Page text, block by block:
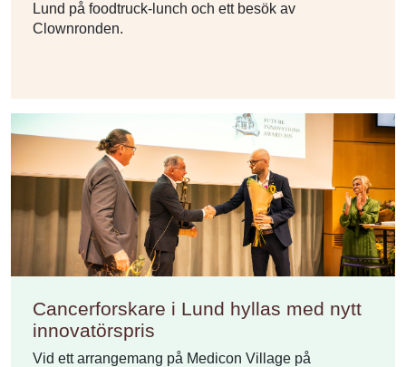
Lund på foodtruck-lunch och ett besök av
Clownronden.
Cancerforskare i Lund hyllas med nytt
innovatörspris
Vid ett arrangemang på Medicon Village på